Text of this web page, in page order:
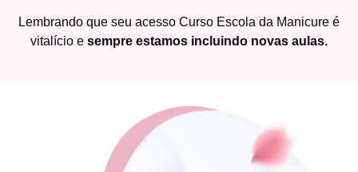
Lembrando que seu acesso Curso Escola da Manicure é
vitalício e sempre estamos incluindo novas aulas.